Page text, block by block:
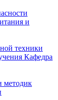
и
техники
Кафедра
методик